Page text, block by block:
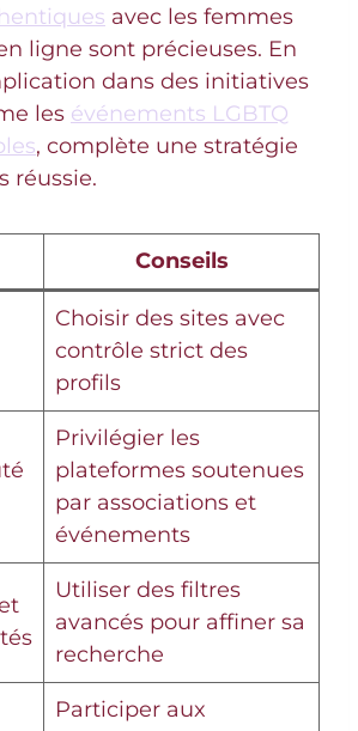
avec les femmes
ligne sont précieuses. En
dans des initiatives
les événements LGBTQ
, complète une stratégie
réussie.
Conseils
Choisir des sites avec
contrôle strict des
profils
Privilégier les
plateformes soutenues
par associations et
événements
Utiliser des filtres
avancés pour affiner sa
recherche
Participer aux